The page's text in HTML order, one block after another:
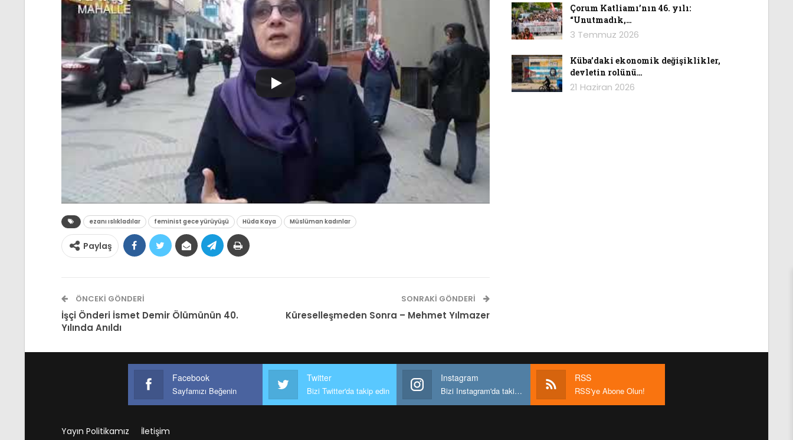
ezanı ıslıkladılar feminist gece yürüyüşü Hüda Kaya Müslüman kadınlar
Paylaş
ÖNCEKI GÖNDERI
İşçi Önderi İsmet Demir Ölümünün 40.
Yılında Anıldı
SONRAKI GÖNDERI
Küreselleşmeden Sonra – Mehmet Yılmazer
Çorum Katliamı’nın 46. yılı:
“Unutmadık,…
3 Temmuz 2026
Küba’daki ekonomik değişiklikler,
devletin rolünü…
21 Haziran 2026
Facebook
Sayfamızı Beğenin
Twitter
Bizi Twitter'da takip edin
Instagram
Bizi Instagram'da takip edin
RSS
RSS'ye Abone Olun!
Yayın Politikamız İletişim